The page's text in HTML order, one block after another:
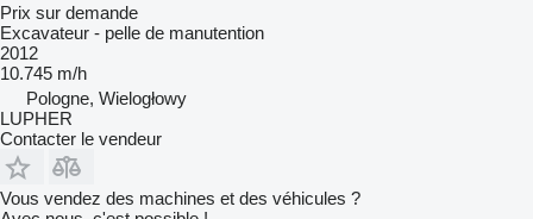
Prix sur demande
Excavateur - pelle de manutention
2012
10.745 m/h
Pologne, Wielogłowy
LUPHER
Contacter le vendeur
Vous vendez des machines et des véhicules ?